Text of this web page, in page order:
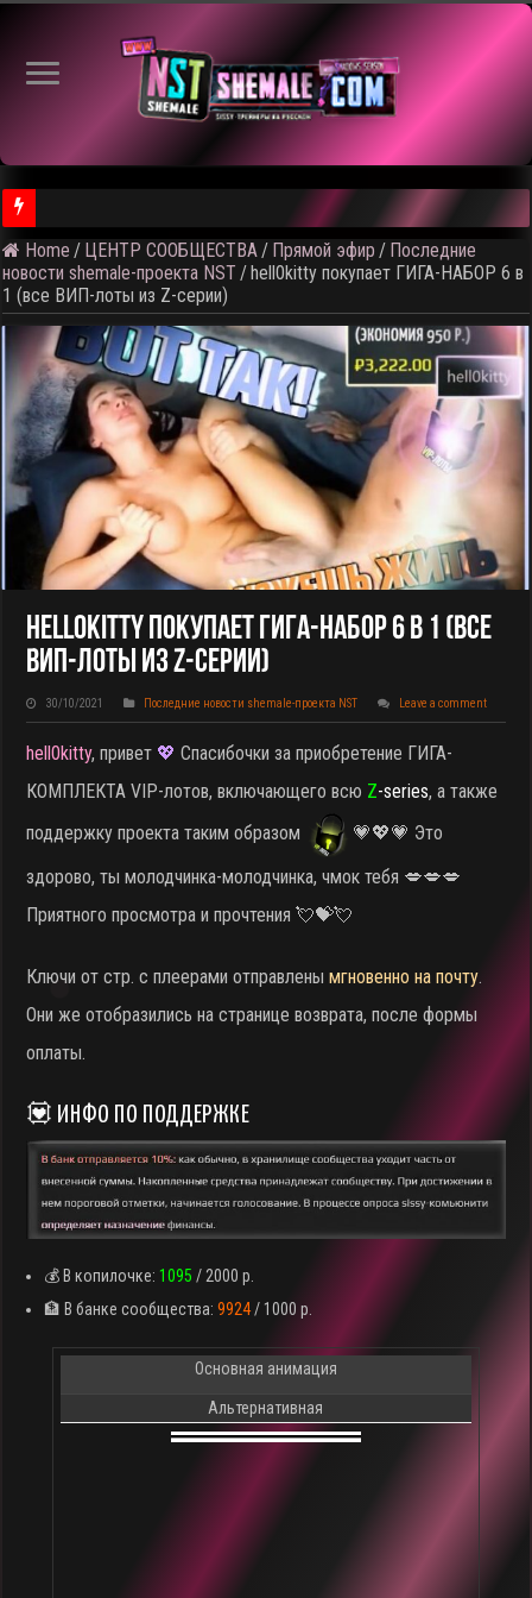
⚠️ Результаты голосования и тема следующего откртытого
Home / ЦЕНТР СООБЩЕСТВА / Прямой эфир / Последние
новости shemale-проекта NST /hell0kitty покупает ГИГА-НАБОР 6 в
1 (все ВИП-лоты из Z-серии)
Hell0kitty Покупает ГИГА-НАБОР 6 В 1 (все
ВИП-Лоты Из Z-Серии)
30/10/2021 Последние новости shemale-проекта NST Leave a comment
hell0kitty, привет 💖Спасибочки за приобретение ГИГА-
КОМПЛЕКТА VIP-лотов, включающего всю Z-series, а также
поддержку проекта таким образом
💗💖💗 Это
здорово, ты молодчинка-молодчинка, чмок тебя 💋💋💋
Приятного просмотра и прочтения 💘💝💘
Ключи от стр. с плеерами отправленымгновенно на почту.
Они же отобразились на странице возврата, после формы
оплаты.
💟 ИНФО ПО ПОДДЕРЖКЕ
💰 В копилочке:1095/ 2000 р.
🏦 В банке сообщества:9924/ 1000 р.
Основная анимация
Альтернативная